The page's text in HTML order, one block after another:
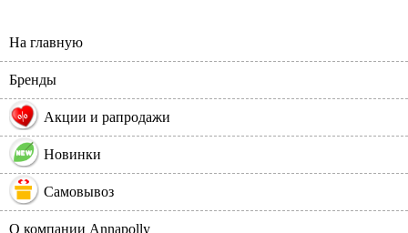
На главную
Бренды
% Акции и рапродажи
Новинки
Самовывоз
О компании Annapolly